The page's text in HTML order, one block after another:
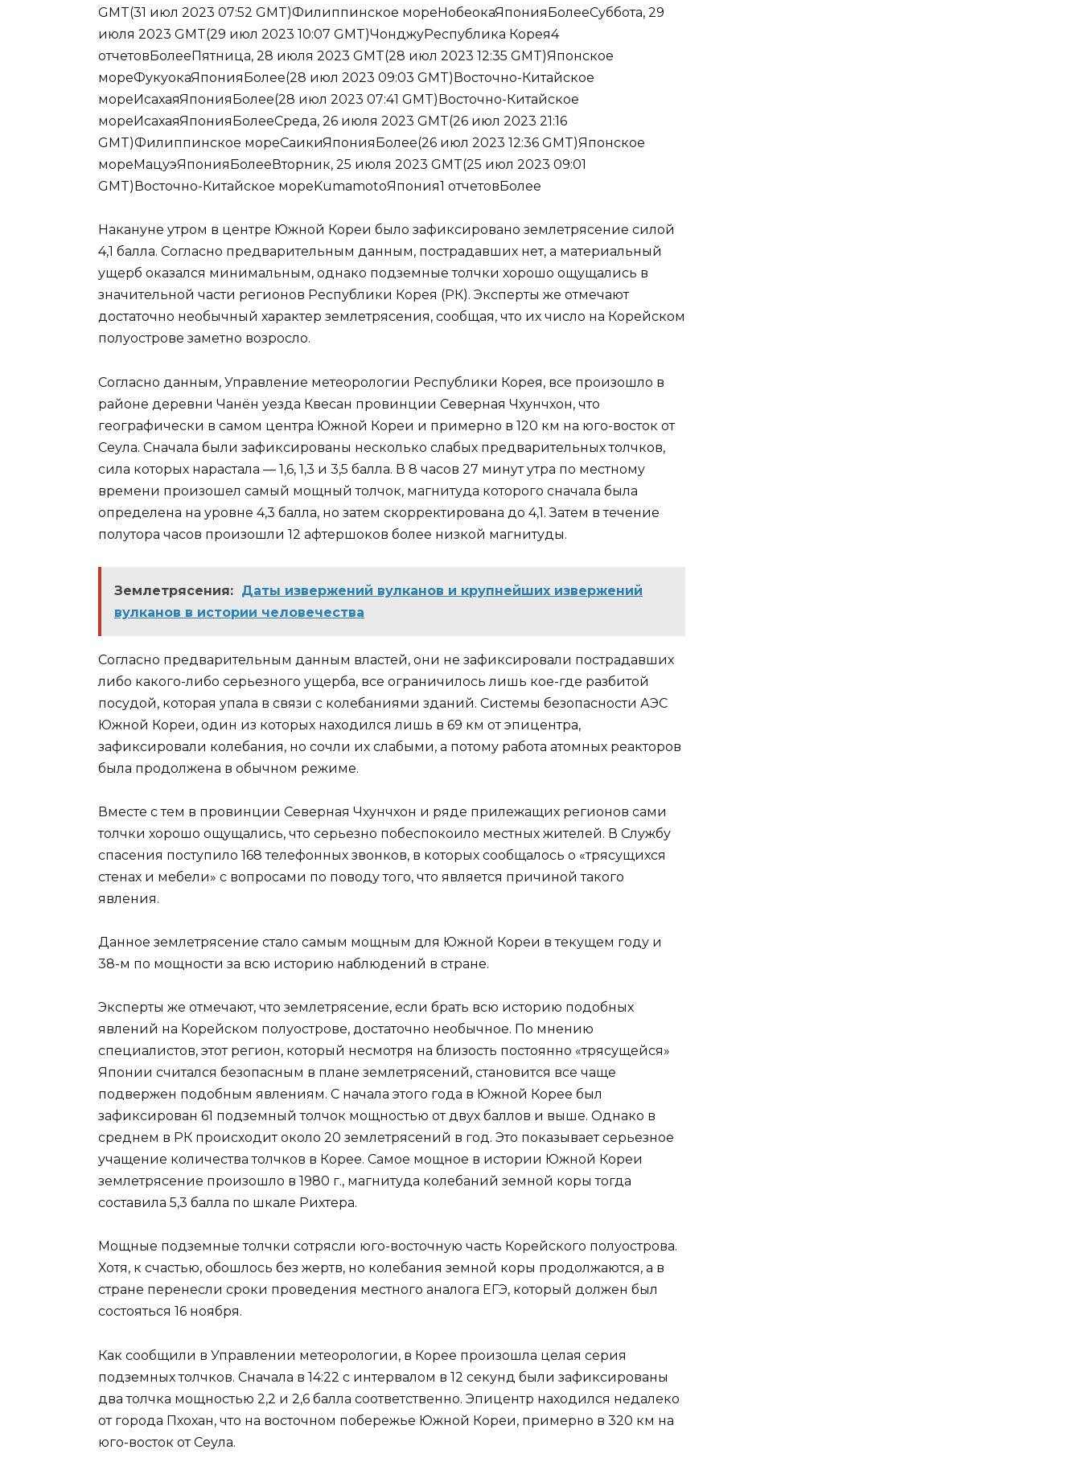
GMT(31 июл 2023 07:52 GMT)Филиппинское мореНобеокаЯпонияБолееСуббота, 29
июля 2023 GMT(29 июл 2023 10:07 GMT)ЧонджуРеспублика Корея4
отчетовБолееПятница, 28 июля 2023 GMT(28 июл 2023 12:35 GMT)Японское
мореФукуокаЯпонияБолее(28 июл 2023 09:03 GMT)Восточно-Китайское
мореИсахаяЯпонияБолее(28 июл 2023 07:41 GMT)Восточно-Китайское
мореИсахаяЯпонияБолееСреда, 26 июля 2023 GMT(26 июл 2023 21:16
GMT)Филиппинское мореСаикиЯпонияБолее(26 июл 2023 12:36 GMT)Японское
мореМацуэЯпонияБолееВторник, 25 июля 2023 GMT(25 июл 2023 09:01
GMT)Восточно-Китайское мореKumamotoЯпония1 отчетовБолее
Накануне утром в центре Южной Кореи было зафиксировано землетрясение силой
4,1 балла. Согласно предварительным данным, пострадавших нет, а материальный
ущерб оказался минимальным, однако подземные толчки хорошо ощущались в
значительной части регионов Республики Корея (РК). Эксперты же отмечают
достаточно необычный характер землетрясения, сообщая, что их число на Корейском
полуострове заметно возросло.
Согласно данным, Управление метеорологии Республики Корея, все произошло в
районе деревни Чанён уезда Квесан провинции Северная Чхунчхон, что
географически в самом центра Южной Кореи и примерно в 120 км на юго-восток от
Сеула. Сначала были зафиксированы несколько слабых предварительных толчков,
сила которых нарастала — 1,6, 1,3 и 3,5 балла. В 8 часов 27 минут утра по местному
времени произошел самый мощный толчок, магнитуда которого сначала была
определена на уровне 4,3 балла, но затем скорректирована до 4,1. Затем в течение
полутора часов произошли 12 афтершоков более низкой магнитуды.
Землетрясения: Даты извержений вулканов и крупнейших извержений
вулканов в истории человечества
Согласно предварительным данным властей, они не зафиксировали пострадавших
либо какого-либо серьезного ущерба, все ограничилось лишь кое-где разбитой
посудой, которая упала в связи с колебаниями зданий. Системы безопасности АЭС
Южной Кореи, один из которых находился лишь в 69 км от эпицентра,
зафиксировали колебания, но сочли их слабыми, а потому работа атомных реакторов
была продолжена в обычном режиме.
Вместе с тем в провинции Северная Чхунчхон и ряде прилежащих регионов сами
толчки хорошо ощущались, что серьезно побеспокоило местных жителей. В Службу
спасения поступило 168 телефонных звонков, в которых сообщалось о «трясущихся
стенах и мебели» с вопросами по поводу того, что является причиной такого
явления.
Данное землетрясение стало самым мощным для Южной Кореи в текущем году и
38-м по мощности за всю историю наблюдений в стране.
Эксперты же отмечают, что землетрясение, если брать всю историю подобных
явлений на Корейском полуострове, достаточно необычное. По мнению
специалистов, этот регион, который несмотря на близость постоянно «трясущейся»
Японии считался безопасным в плане землетрясений, становится все чаще
подвержен подобным явлениям. С начала этого года в Южной Корее был
зафиксирован 61 подземный толчок мощностью от двух баллов и выше. Однако в
среднем в РК происходит около 20 землетрясений в год. Это показывает серьезное
учащение количества толчков в Корее. Самое мощное в истории Южной Кореи
землетрясение произошло в 1980 г., магнитуда колебаний земной коры тогда
составила 5,3 балла по шкале Рихтера.
Мощные подземные толчки сотрясли юго-восточную часть Корейского полуострова.
Хотя, к счастью, обошлось без жертв, но колебания земной коры продолжаются, а в
стране перенесли сроки проведения местного аналога ЕГЭ, который должен был
состояться 16 ноября.
Как сообщили в Управлении метеорологии, в Корее произошла целая серия
подземных толчков. Сначала в 14:22 с интервалом в 12 секунд были зафиксированы
два толчка мощностью 2,2 и 2,6 балла соответственно. Эпицентр находился недалеко
от города Пхохан, что на восточном побережье Южной Кореи, примерно в 320 км на
юго-восток от Сеула.